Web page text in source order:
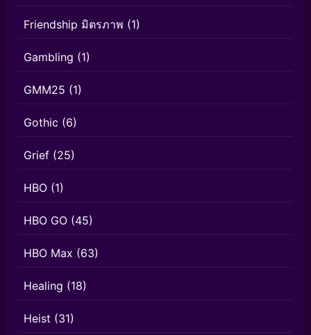
Friendship มิตรภาพ (1)
Gambling (1)
GMM25 (1)
Gothic (6)
Grief (25)
HBO (1)
HBO GO (45)
HBO Max (63)
Healing (18)
Heist (31)